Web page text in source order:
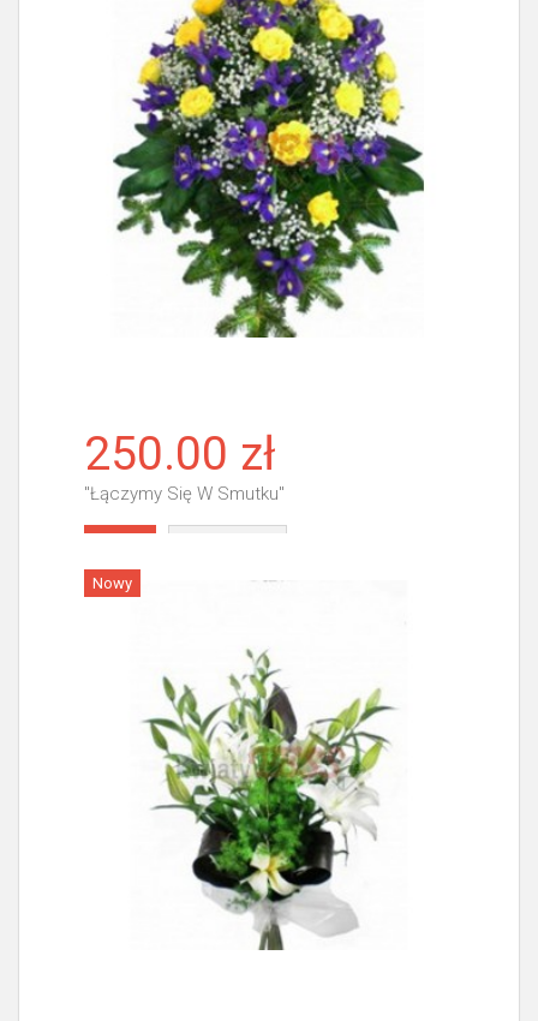
250.00 zł
"Łączymy Się W Smutku"
Nowy